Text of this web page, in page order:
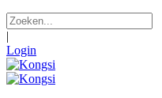
|
Login